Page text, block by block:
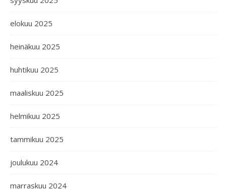
elokuu 2025
heinäkuu 2025
huhtikuu 2025
maaliskuu 2025
helmikuu 2025
tammikuu 2025
joulukuu 2024
marraskuu 2024